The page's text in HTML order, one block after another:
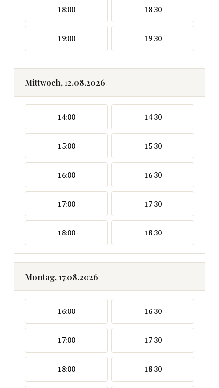
18:00 18:30
19:00 19:30
Mittwoch, 12.08.2026
14:00 14:30
15:00 15:30
16:00 16:30
17:00 17:30
18:00 18:30
Montag, 17.08.2026
16:00 16:30
17:00 17:30
18:00 18:30